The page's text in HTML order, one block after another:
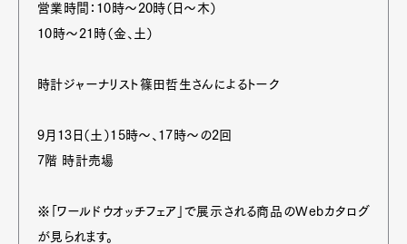
営業時間：10時～20時（日～木）
10時～21時（金、土）
時計ジャーナリスト篠田哲生さんによるトーク
9月13日（土）15時～、17時～の2回
7階 時計売場
※「ワールドウオッチフェア」で展示される商品のWebカタログ
が見られます。